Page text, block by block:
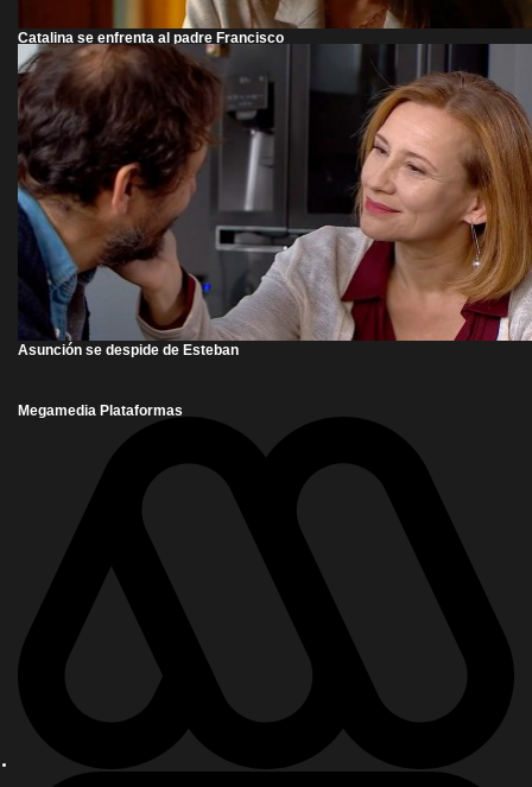
Catalina se enfrenta al padre Francisco
Asunción se despide de Esteban
Megamedia Plataformas